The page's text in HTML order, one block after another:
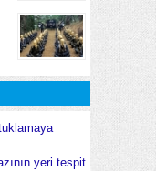
yeri tespit